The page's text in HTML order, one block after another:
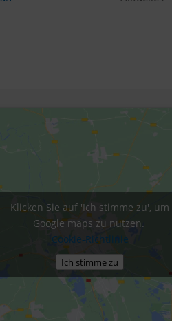
Klicken Sie auf 'Ich stimme zu', um
Google maps zu nutzen.
Cookie-Richtlinie
Ich stimme zu